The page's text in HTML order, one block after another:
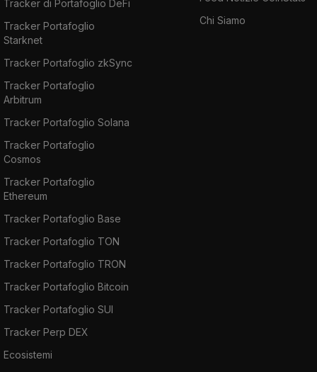
Tracker di Portafoglio DeFi
Tracker Portafoglio
Starknet
Tracker Portafoglio zkSync
Tracker Portafoglio
Arbitrum
Tracker Portafoglio Solana
Tracker Portafoglio
Cosmos
Tracker Portafoglio
Ethereum
Tracker Portafoglio Base
Tracker Portafoglio TON
Tracker Portafoglio TRON
Tracker Portafoglio Bitcoin
Tracker Portafoglio SUI
Tracker Perp DEX
Ecosistemi
Chi Siamo